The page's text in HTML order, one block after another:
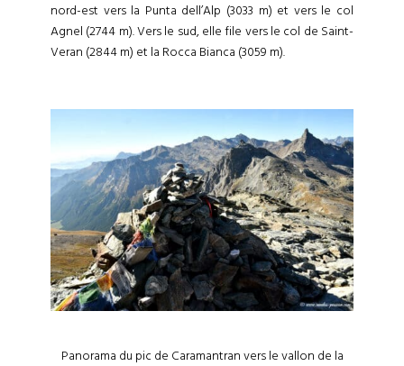
nord-est vers la Punta dell’Alp (3033 m) et vers le col
Agnel (2744 m). Vers le sud, elle file vers le col de Saint-
Veran (2844 m) et la Rocca Bianca (3059 m).
Panorama du pic de Caramantran vers le vallon de la